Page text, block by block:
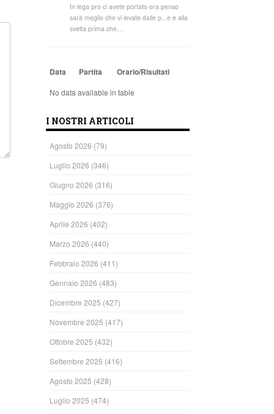
In lega pro ci avete portato ora penso
sarà meglio che vi levate dalle p...e e alla
svelta prima che…
Data Partita Orario/Risultati
No data available in table
I NOSTRI ARTICOLI
Agosto 2026 (79)
Luglio 2026 (346)
Giugno 2026 (316)
Maggio 2026 (376)
Aprile 2026 (402)
Marzo 2026 (440)
Febbraio 2026 (411)
Gennaio 2026 (483)
Dicembre 2025 (427)
Novembre 2025 (417)
Ottobre 2025 (432)
Settembre 2025 (416)
Agosto 2025 (428)
Luglio 2025 (474)